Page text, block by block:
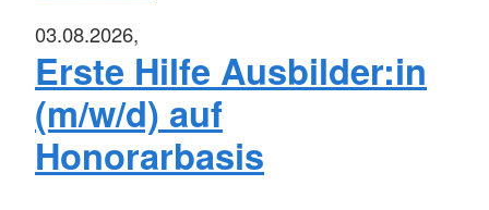
03.08.2026,
Erste Hilfe Ausbilder:in
(m/w/d) auf
Honorarbasis